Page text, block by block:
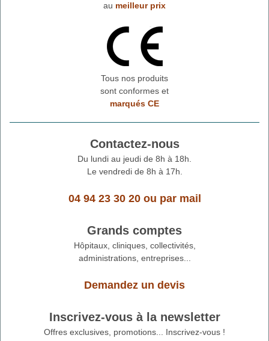
au meilleur prix
Tous nos produits
sont conformes et
marqués CE
Contactez-nous
Du lundi au jeudi de 8h à 18h.
Le vendredi de 8h à 17h.
04 94 23 30 20ou par mail
Grands comptes
Hôpitaux, cliniques, collectivités,
administrations, entreprises...
Demandez un devis
Inscrivez-vous à la newsletter
Offres exclusives, promotions... Inscrivez-vous !